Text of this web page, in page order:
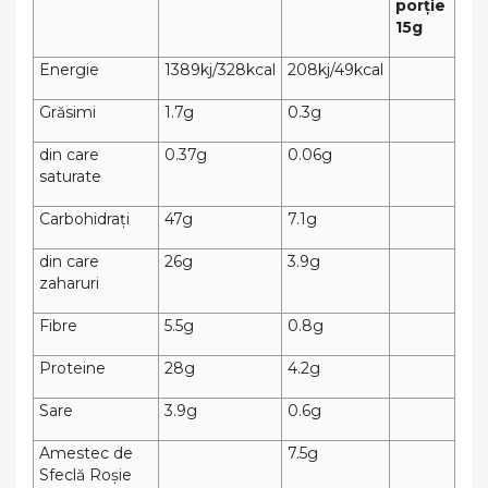
porție
15g
Energie 1389kj/328kcal 208kj/49kcal
Grăsimi 1.7g 0.3g
din care
saturate
0.37g 0.06g
Carbohidrați 47g 7.1g
din care
zaharuri
26g 3.9g
Fibre 5.5g 0.8g
Proteine 28g 4.2g
Sare 3.9g 0.6g
Amestec de
Sfeclă Roșie
7.5g